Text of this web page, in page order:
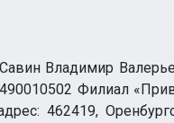
Владимир
Филиал
462419,